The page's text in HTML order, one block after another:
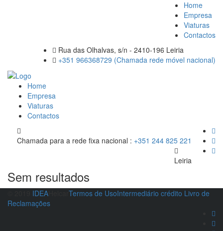
Home
Empresa
Viaturas
Contactos
Rua das Olhalvas, s/n - 2410-196 Leiria
+351 966368729 (Chamada rede móvel nacional)
Home
Empresa
Viaturas
Contactos
Chamada para a rede fixa nacional : +351 244 825 221
Leiria
Sem resultados
IDEA Termos de UsoIntermediário crédito Livro de
Reclamações